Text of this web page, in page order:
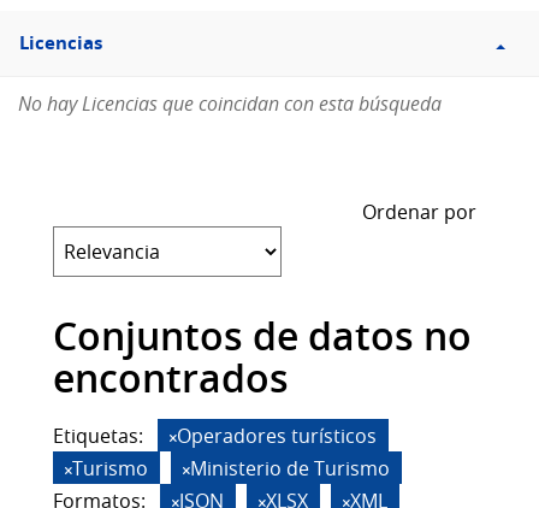
Filtro
Licencias
Licencias
No hay Licencias que coincidan con esta búsqueda
Ordenar por
Conjuntos de datos no
encontrados
Etiquetas:
Operadores turísticos
Turismo
Ministerio de Turismo
Formatos:
JSON XLSX
XML